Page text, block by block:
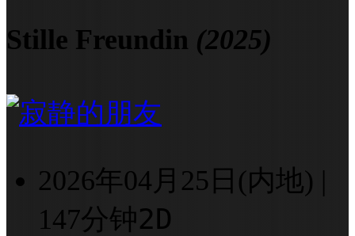
Stille Freundin (2025)
2026年04月25日(内地) |
147分钟2D